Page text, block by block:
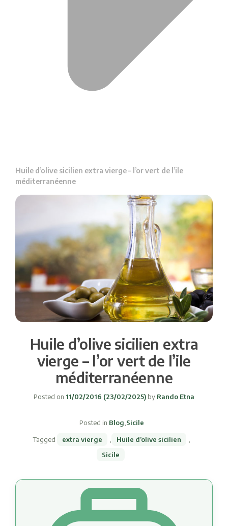
Huile d’olive sicilien extra vierge – l’or vert de l’ile
méditerranéenne
Huile d’olive sicilien extra
vierge – l’or vert de l’ile
méditerranéenne
Posted on 11/02/2016 (23/02/2025) by Rando Etna
Posted in Blog Sicile
Tagged extra vierge Huile d’olive sicilien
Sicile